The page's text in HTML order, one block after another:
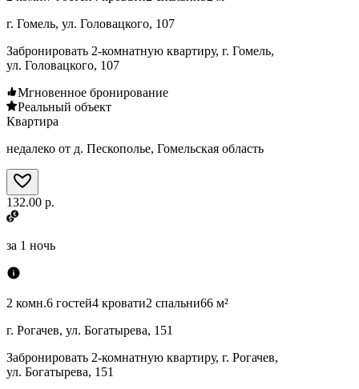
г. Гомель, ул. Головацкого, 107
Забронировать 2-комнатную квартиру, г. Гомель,
ул. Головацкого, 107
Мгновенное бронирование
Реальный объект
Квартира
недалеко от д. Пескополье, Гомельская область
132.00 р.
за 1 ночь
2 комн.6 гостей4 кровати2 спальни66 м²
г. Рогачев, ул. Богатырева, 151
Забронировать 2-комнатную квартиру, г. Рогачев,
ул. Богатырева, 151